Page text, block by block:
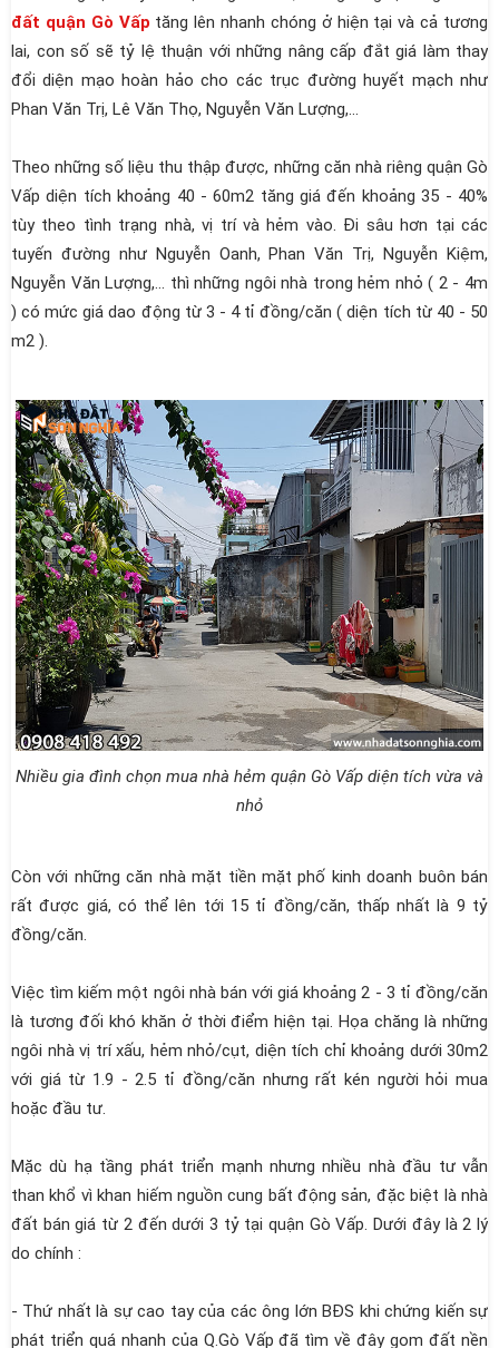
đất quận Gò Vấp tăng lên nhanh chóng ở hiện tại và cả tương
lai, con số sẽ tỷ lệ thuận với những nâng cấp đắt giá làm thay
đổi diện mạo hoàn hảo cho các trục đường huyết mạch như
Phan Văn Trị, Lê Văn Thọ, Nguyễn Văn Lượng,...
Theo những số liệu thu thập được, những căn nhà riêng quận Gò
Vấp diện tích khoảng 40 - 60m2 tăng giá đến khoảng 35 - 40%
tùy theo tình trạng nhà, vị trí và hẻm vào. Đi sâu hơn tại các
tuyến đường như Nguyễn Oanh, Phan Văn Trị, Nguyễn Kiệm,
Nguyễn Văn Lượng,… thì những ngôi nhà trong hẻm nhỏ ( 2 - 4m
) có mức giá dao động từ 3 - 4 tỉ đồng/căn ( diện tích từ 40 - 50
m2 ).
Nhiều gia đình chọn mua nhà hẻm quận Gò Vấp diện tích vừa và
nhỏ
Còn với những căn nhà mặt tiền mặt phố kinh doanh buôn bán
rất được giá, có thể lên tới 15 tỉ đồng/căn, thấp nhất là 9 tỷ
đồng/căn.
Việc tìm kiếm một ngôi nhà bán với giá khoảng 2 - 3 tỉ đồng/căn
là tương đối khó khăn ở thời điểm hiện tại. Họa chăng là những
ngôi nhà vị trí xấu, hẻm nhỏ/cụt, diện tích chỉ khoảng dưới 30m2
với giá từ 1.9 - 2.5 tỉ đồng/căn nhưng rất kén người hỏi mua
hoặc đầu tư.
Mặc dù hạ tầng phát triển mạnh nhưng nhiều nhà đầu tư vẫn
than khổ vì khan hiếm nguồn cung bất động sản, đặc biệt là nhà
đất bán giá từ 2 đến dưới 3 tỷ tại quận Gò Vấp. Dưới đây là 2 lý
do chính :
- Thứ nhất là sự cao tay của các ông lớn BĐS khi chứng kiến sự
phát triển quá nhanh của Q.Gò Vấp đã tìm về đây gom đất nền